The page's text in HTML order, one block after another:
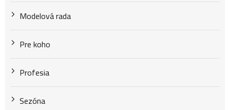
Modelová rada
Pre koho
Profesia
Sezóna